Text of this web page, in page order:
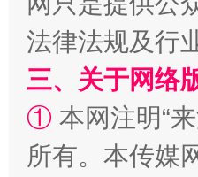
全民健身五年计划来了
法律法规及行
三、关于网络
① 本网注明“
所有。本传媒